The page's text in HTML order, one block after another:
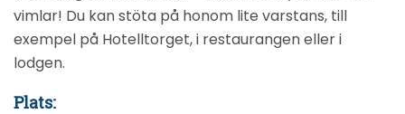
vimlar! Du kan stöta på honom lite varstans, till
exempel på Hotelltorget, i restaurangen eller i
lodgen.
Plats: